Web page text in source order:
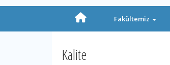
Fakültemiz
Kalite